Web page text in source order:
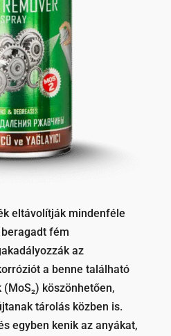
eltávolítják mindenféle
fém
az
a benne található
köszönhetően,
tárolás közben is.
egyben kenik az anyákat,